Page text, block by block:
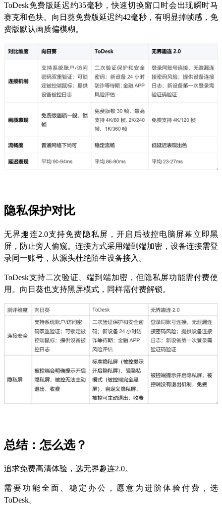
ToDesk免费版延迟约35毫秒，快速切换窗口时会出现瞬时马
赛克和色块。向日葵免费版延迟约42毫秒，有明显掉帧感，免
费版默认画质偏模糊。
隐私保护对比
无界趣连2.0支持免费隐私屏，开启后被控电脑屏幕立即黑
屏，防止旁人偷窥。连接方式采用端到端加密，设备连接需登
录同一账号，从源头杜绝陌生设备接入。
ToDesk支持二次验证、端到端加密，但隐私屏功能需付费使
用。向日葵也支持黑屏模式，同样需付费解锁。
总结：怎么选？
追求免费高清体验，选无界趣连2.0。
需要功能全面、稳定办公，愿意为进阶体验付费，选
ToDesk。